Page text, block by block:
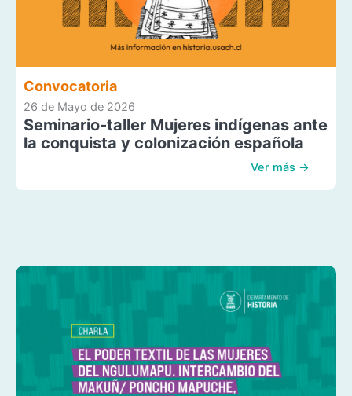
Convocatoria
26 de Mayo de 2026
Seminario-taller Mujeres indígenas ante
la conquista y colonización española
Ver más →